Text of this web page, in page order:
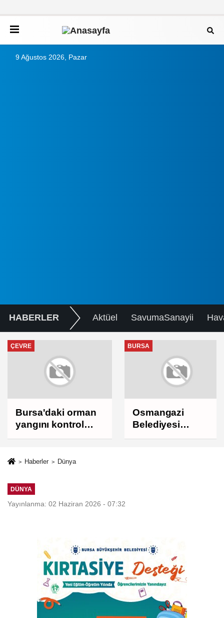
9 Ağustos 2026, Pazar
HABERLER Aktüel SavumaSanayii
ÇEVRE
Bursa'daki orman
yangını kontrol
altına alındı
BURSA
Osmangazi
Belediyesi
Çocukları Sporla
Haberler Dünya
DÜNYA
Yayınlanma: 02 Haziran 2026 - 07:32